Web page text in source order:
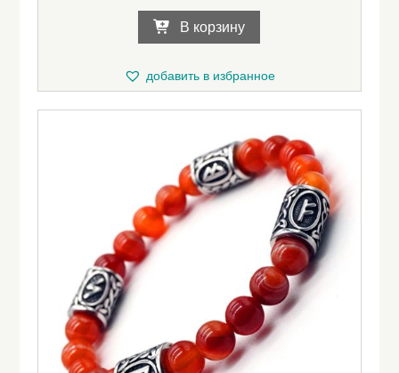
В корзину
добавить в избранное